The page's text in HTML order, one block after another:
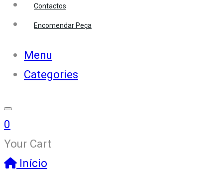
Contactos
Encomendar Peça
Menu
Categories
0
Your Cart
Início